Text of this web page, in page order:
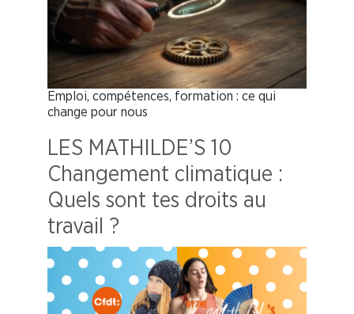
Emploi, compétences, formation : ce qui
change pour nous
LES MATHILDE’S 10
Changement climatique :
Quels sont tes droits au
travail ?